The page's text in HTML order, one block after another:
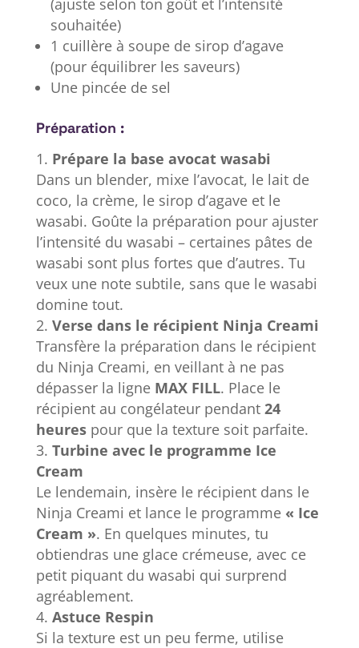
(ajuste selon ton goût et l’intensité
souhaitée)
1 cuillère à soupe de sirop d’agave
(pour équilibrer les saveurs)
Une pincée de sel
Préparation :
Prépare la base avocat wasabi
Dans un blender, mixe l’avocat, le lait de
coco, la crème, le sirop d’agave et le
wasabi. Goûte la préparation pour ajuster
l’intensité du wasabi – certaines pâtes de
wasabi sont plus fortes que d’autres. Tu
veux une note subtile, sans que le wasabi
domine tout.
Verse dans le récipient Ninja Creami
Transfère la préparation dans le récipient
du Ninja Creami, en veillant à ne pas
dépasser la ligne MAX FILL. Place le
récipient au congélateur pendant 24
heurespour que la texture soit parfaite.
Turbine avec le programme Ice
Cream
Le lendemain, insère le récipient dans le
Ninja Creami et lance le programme « Ice
Cream ». En quelques minutes, tu
obtiendras une glace crémeuse, avec ce
petit piquant du wasabi qui surprend
agréablement.
Astuce Respin
Si la texture est un peu ferme, utilise